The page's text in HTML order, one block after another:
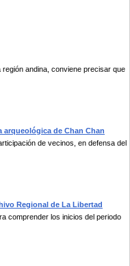
andina, conviene precisar que
arqueológica de Chan Chan
de vecinos, en defensa del
Regional de La Libertad
comprender los inicios del periodo